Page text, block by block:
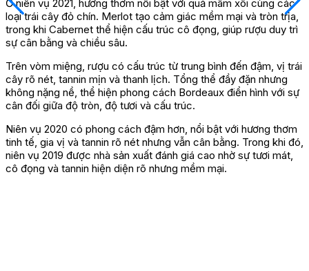
Ở niên vụ 2021, hương thơm nổi bật với quả mâm xôi cùng các
loại trái cây đỏ chín. Merlot tạo cảm giác mềm mại và tròn trịa,
trong khi Cabernet thể hiện cấu trúc cô đọng, giúp rượu duy trì
sự cân bằng và chiều sâu.
Trên vòm miệng, rượu có cấu trúc từ trung bình đến đậm, vị trái
cây rõ nét, tannin mịn và thanh lịch. Tổng thể đầy đặn nhưng
không nặng nề, thể hiện phong cách Bordeaux điển hình với sự
cân đối giữa độ tròn, độ tươi và cấu trúc.
Niên vụ 2020 có phong cách đậm hơn, nổi bật với hương thơm
tinh tế, gia vị và tannin rõ nét nhưng vẫn cân bằng. Trong khi đó,
niên vụ 2019 được nhà sản xuất đánh giá cao nhờ sự tươi mát,
cô đọng và tannin hiện diện rõ nhưng mềm mại.